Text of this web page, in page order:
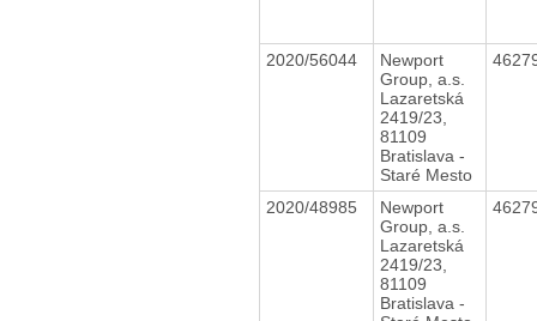
2020/56044
Newport
Group, a.s.
Lazaretská
2419/23,
81109
Bratislava -
Staré Mesto
2020/48985
Newport
Group, a.s.
Lazaretská
2419/23,
81109
Bratislava -